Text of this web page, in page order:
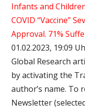
Infants and
COVID “Vaccine”
Approval. 71%
01.02.2023, 19:09
Global Research
by activating the
author’s name. To
Newsletter